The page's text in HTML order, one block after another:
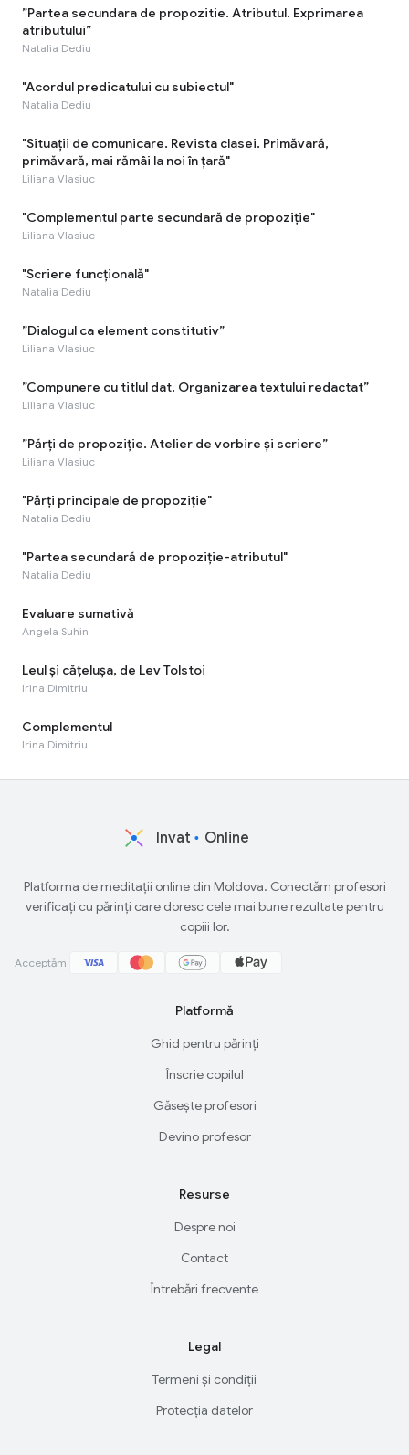
”Partea secundara de propozitie. Atributul. Exprimarea
atributului”
Natalia Dediu
"Acordul predicatului cu subiectul"
Natalia Dediu
"Situaţii de comunicare. Revista clasei. Primăvară,
primăvară, mai rămâi la noi în țară"
Liliana Vlasiuc
"Complementul parte secundară de propoziție"
Liliana Vlasiuc
"Scriere funcțională"
Natalia Dediu
”Dialogul ca element constitutiv”
Liliana Vlasiuc
”Compunere cu titlul dat. Organizarea textului redactat”
Liliana Vlasiuc
”Părți de propoziție. Atelier de vorbire și scriere”
Liliana Vlasiuc
"Părți principale de propoziție"
Natalia Dediu
"Partea secundară de propoziție-atributul"
Natalia Dediu
Evaluare sumativă
Angela Suhin
Leul și cățelușa, de Lev Tolstoi
Irina Dimitriu
Complementul
Irina Dimitriu
Invat Online
Platforma de meditații online din Moldova. Conectăm profesori
verificați cu părinți care doresc cele mai bune rezultate pentru
copiii lor.
Acceptăm:
Platformă
Ghid pentru părinți
Înscrie copilul
Găsește profesori
Devino profesor
Resurse
Despre noi
Contact
Întrebări frecvente
Legal
Termeni și condiții
Protecția datelor